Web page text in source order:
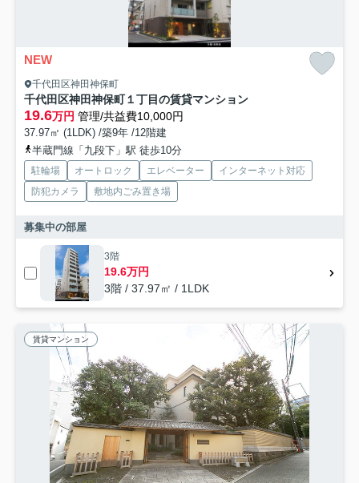
NEW
千代田区神田神保町
千代田区神田神保町１丁目の賃貸マンション
19.6万円 管理/共益費10,000円
37.97㎡ (1LDK) /築9年 /12階建
半蔵門線「九段下」駅 徒歩10分
駐輪場 オートロック エレベーター
インターネット対応
防犯カメラ
敷地内ごみ置き場
募集中の部屋
3階
19.6万円
3階 / 37.97㎡ / 1LDK
賃貸マンション